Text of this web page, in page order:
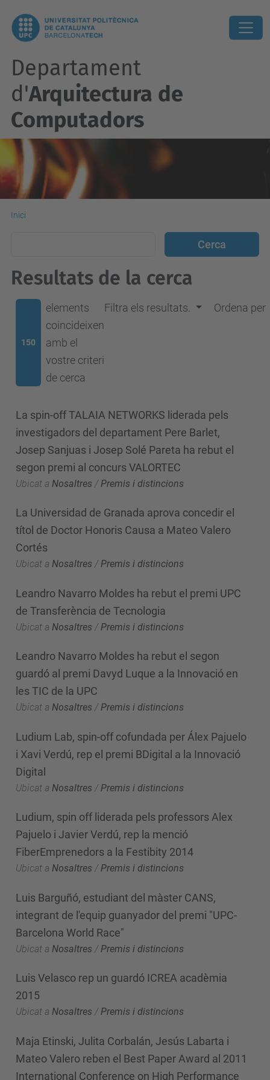
Departament
d'Arquitectura de
Computadors
Inici
Resultats de la cerca
150
elements
coincideixen
amb el
vostre criteri
de cerca
Filtra els resultats. Ordena per
La spin-off TALAIA NETWORKS liderada pels
investigadors del departament Pere Barlet,
Josep Sanjuas i Josep Solé Pareta ha rebut el
segon premi al concurs VALORTEC
Ubicat a Nosaltres / Premis i distincions
La Universidad de Granada aprova concedir el
títol de Doctor Honoris Causa a Mateo Valero
Cortés
Ubicat a Nosaltres /Premis i distincions
Leandro Navarro Moldes ha rebut el premi UPC
de Transferència de Tecnologia
Ubicat a Nosaltres / Premis i distincions
Leandro Navarro Moldes ha rebut el segon
guardó al premi Davyd Luque a la Innovació en
les TIC de la UPC
Ubicat a Nosaltres /Premis i distincions
Ludium Lab, spin-off cofundada per Álex Pajuelo
i Xavi Verdú, rep el premi BDigital a la Innovació
Digital
Ubicat a Nosaltres / Premis i distincions
Ludium, spin off liderada pels professors Alex
Pajuelo i Javier Verdú, rep la menció
FiberEmprenedors a la Festibity 2014
Ubicat a Nosaltres /Premis i distincions
Luis Barguñó, estudiant del màster CANS,
integrant de l'equip guanyador del premi "UPC-
Barcelona World Race"
Ubicat a Nosaltres / Premis i distincions
Luis Velasco rep un guardó ICREA acadèmia
2015
Ubicat a Nosaltres /Premis i distincions
Maja Etinski, Julita Corbalán, Jesús Labarta i
Mateo Valero reben el Best Paper Award al 2011
International Conference on High Performance